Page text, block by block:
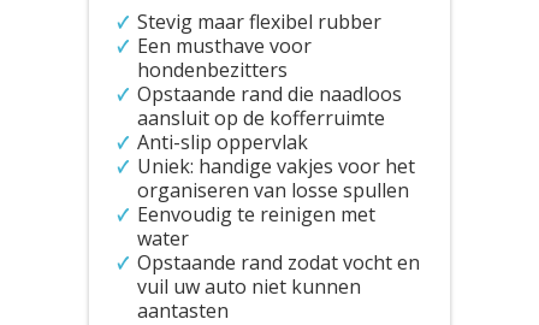
Stevig maar flexibel rubber
Een musthave voor
hondenbezitters
Opstaande rand die naadloos
aansluit op de kofferruimte
Anti-slip oppervlak
Uniek: handige vakjes voor het
organiseren van losse spullen
Eenvoudig te reinigen met
water
Opstaande rand zodat vocht en
vuil uw auto niet kunnen
aantasten